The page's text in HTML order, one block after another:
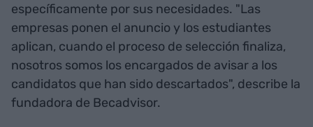
específicamente por sus necesidades. "Las
empresas ponen el anuncio y los estudiantes
aplican, cuando el proceso de selección finaliza,
nosotros somos los encargados de avisar a los
candidatos que han sido descartados", describe la
fundadora de Becadvisor.